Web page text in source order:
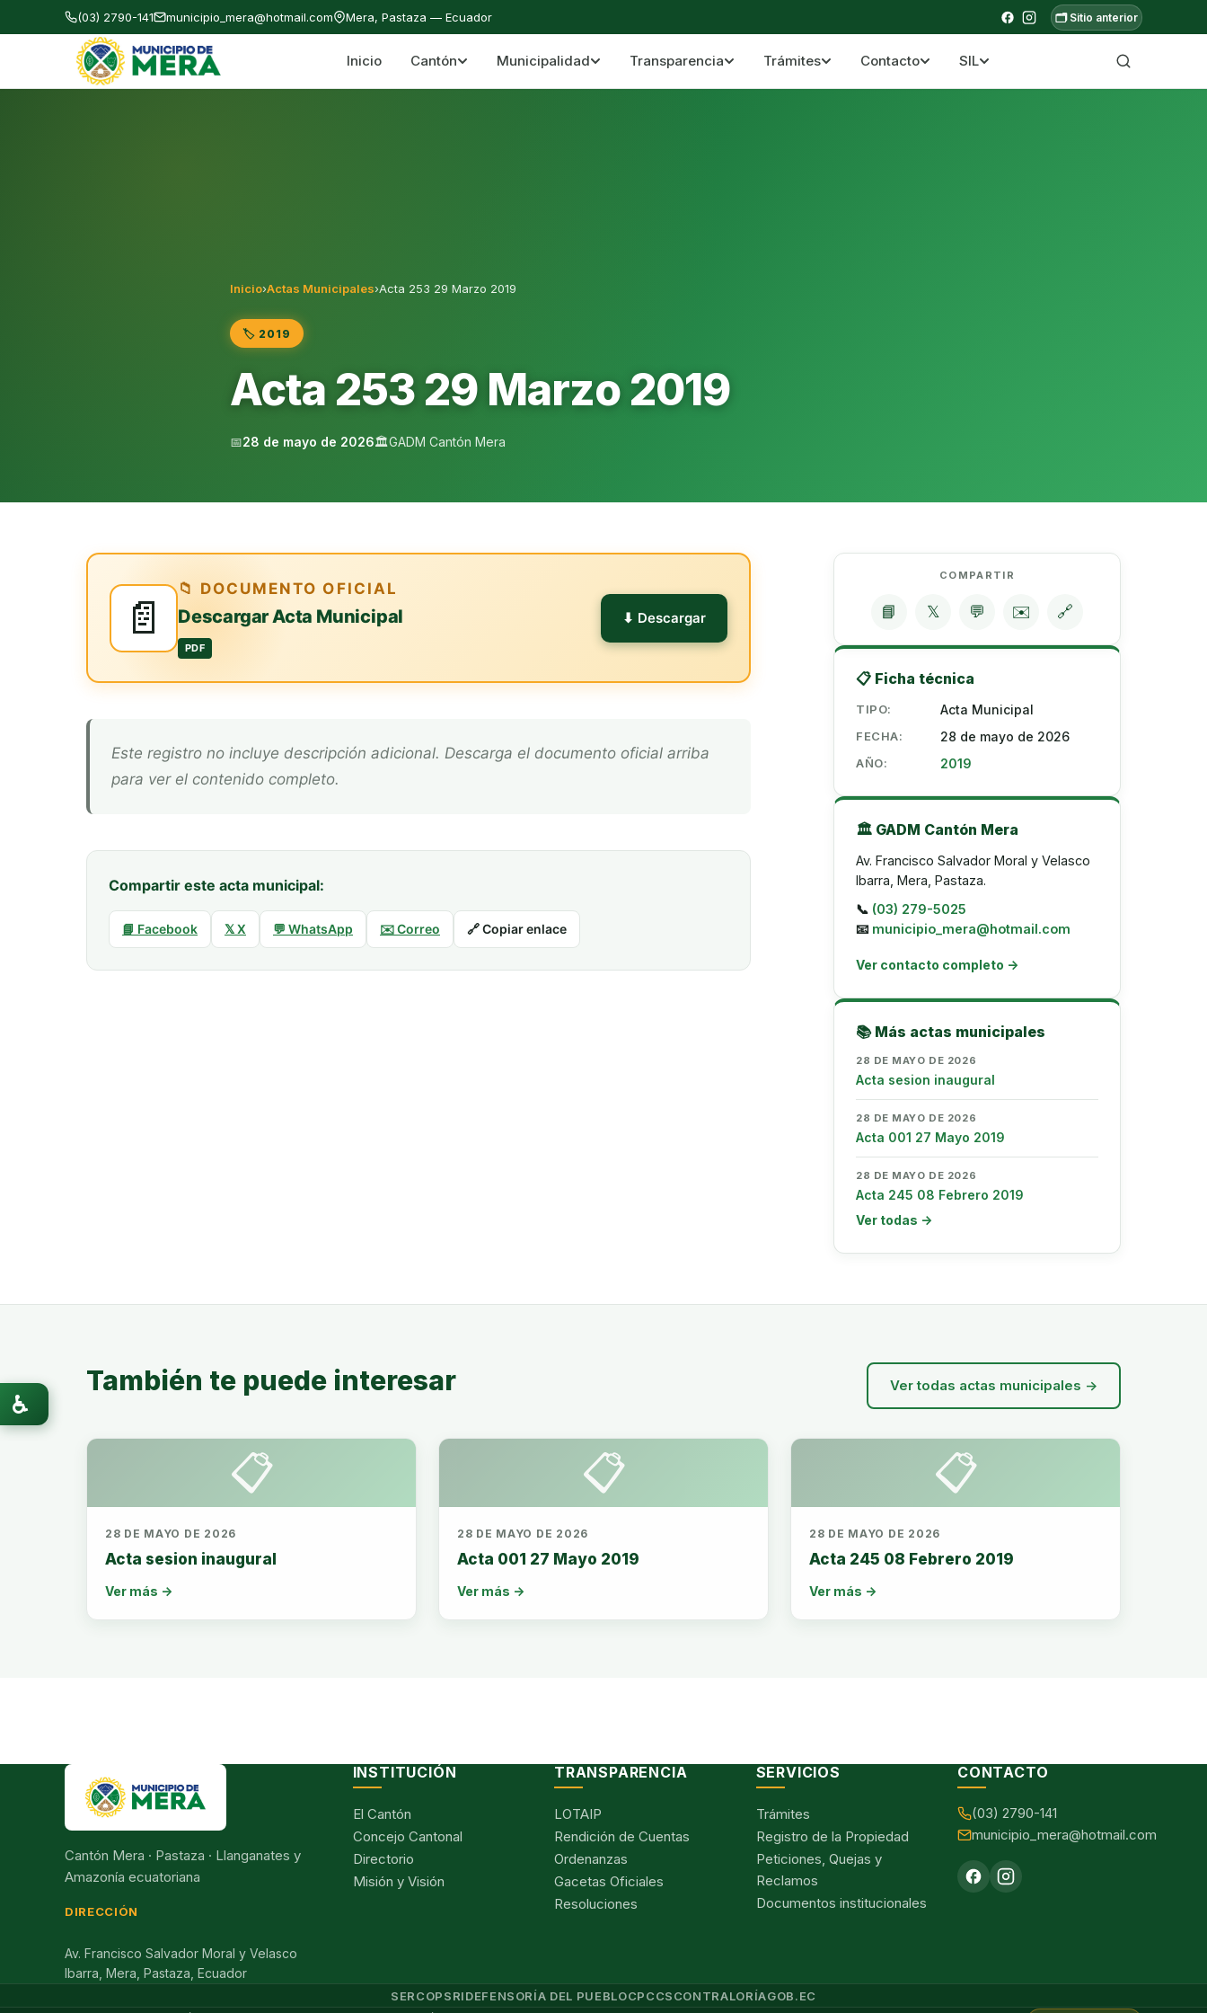
(03) 2790-141 municipio_mera@hotmail.com Mera, Pastaza — Ecuador 🗂️ Sitio anterior
Gobierno Autónomo Descentralizado Municipal del Cantón Mera Cantón Mera · Pastaza · Llanganates y Amazonía ecuatoriana
Inicio Cantón Municipalidad Transparencia Trámites Contacto SIL
Inicio›Actas Municipales›Acta 253 29 Marzo 2019
🏷️ 2019
Acta 253 29 Marzo 2019
📅28 de mayo de 2026🏛️GADM Cantón Mera
📄
📁 DOCUMENTO OFICIAL
Descargar Acta Municipal
PDF
⬇ Descargar
Este registro no incluye descripción adicional. Descarga el documento oficial arriba
para ver el contenido completo.
Compartir este acta municipal:
📘 Facebook 𝕏 X 💬 WhatsApp ✉️ Correo 🔗 Copiar enlace
COMPARTIR
📘 𝕏 💬 ✉️ 🔗
📋 Ficha técnica
TIPO: Acta Municipal
FECHA: 28 de mayo de 2026
AÑO: 2019
🏛️ GADM Cantón Mera
Av. Francisco Salvador Moral y Velasco
Ibarra, Mera, Pastaza.
📞 (03) 279-5025
📧 municipio_mera@hotmail.com
Ver contacto completo →
📚 Más actas municipales
28 DE MAYO DE 2026
Acta sesion inaugural
28 DE MAYO DE 2026
Acta 001 27 Mayo 2019
28 DE MAYO DE 2026
Acta 245 08 Febrero 2019
Ver todas →
También te puede interesar Ver todas actas municipales →
📋
28 DE MAYO DE 2026
Acta sesion inaugural
Ver más →
📋
28 DE MAYO DE 2026
Acta 001 27 Mayo 2019
Ver más →
📋
28 DE MAYO DE 2026
Acta 245 08 Febrero 2019
Ver más →
Cantón Mera · Pastaza · Llanganates y
Amazonía ecuatoriana
DIRECCIÓN
Av. Francisco Salvador Moral y Velasco
Ibarra, Mera, Pastaza, Ecuador
INSTITUCIÓN
El Cantón
Concejo Cantonal
Directorio
Misión y Visión
TRANSPARENCIA
LOTAIP
Rendición de Cuentas
Ordenanzas
Gacetas Oficiales
Resoluciones
SERVICIOS
Trámites
Registro de la Propiedad
Peticiones, Quejas y
Reclamos
Documentos institucionales
CONTACTO
(03) 2790-141
municipio_mera@hotmail.com
SERCOPSRIDEFENSORÍA DEL PUEBLOCPCCSCONTRALORÍAGOB.EC
♿